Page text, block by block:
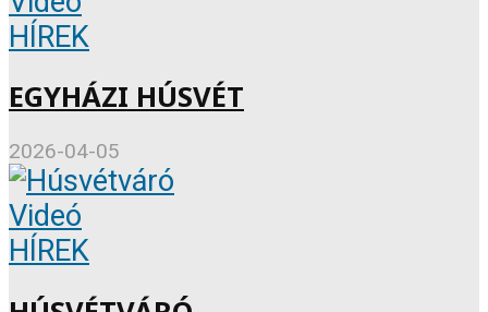
HÍREK
EGYHÁZI HÚSVÉT
2026-04-05
Videó
HÍREK